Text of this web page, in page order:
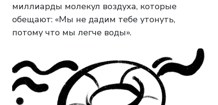
миллиарды молекул воздуха, которые
обещают: «Мы не дадим тебе утонуть,
потому что мы легче воды».